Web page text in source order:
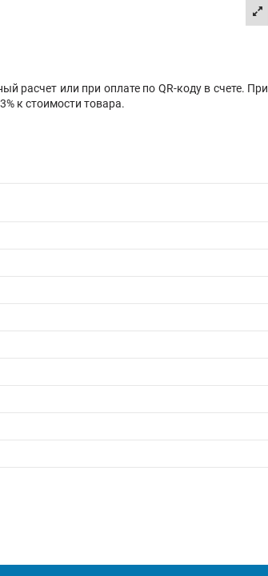
расчет или при оплате по QR-коду в счете. При
к стоимости товара.